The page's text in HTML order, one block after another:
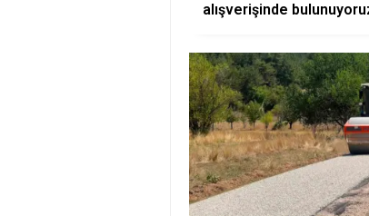
alışverişinde